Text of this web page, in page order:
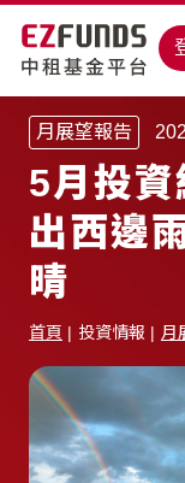
月展望報告
5月投資
出西邊
晴
首頁 投資情報 月